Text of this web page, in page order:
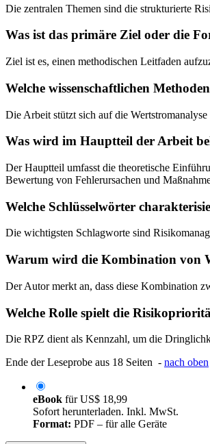
Die zentralen Themen sind die strukturierte
Was ist das primäre Ziel oder die
Ziel ist es, einen methodischen Leitfaden
Welche wissenschaftlichen
Die Arbeit stützt sich auf die
Was wird im Hauptteil der Arbeit
Der Hauptteil umfasst die theoretische
Bewertung von Fehlerursachen und
Welche Schlüsselwörter
Die wichtigsten Schlagworte sind
Warum wird die Kombination von
Der Autor merkt an, dass diese Kombination
Welche Rolle spielt die
Die RPZ dient als Kennzahl, um die
Ende der Leseprobe aus 18 Seiten - nach oben
eBook fürUS$ 18,99
Sofort herunterladen. Inkl. MwSt.
Format: PDF – für alle Geräte